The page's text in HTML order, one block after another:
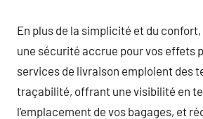
En plus de la simplicité et du
une sécurité accrue pour vos effets
services de livraison emploient des
traçabilité, offrant une visibilité en
l’emplacement de vos bagages, et